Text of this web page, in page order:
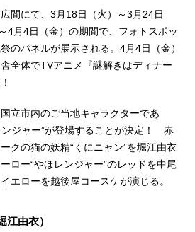
間にて、3月18日（火）～3月24日
4月4日（金）の期間で、フォトスポッ
のパネルが展示される。4月4日（金）
全体でTVアニメ『謎解きはディナー
立市内のご当地キャラクターであ
ンジャー”が登場することが決定！ 赤
クの猫の妖精“くにニャン”を堀江由衣
ロー“やほレンジャー”のレッドを中尾
エローを越後屋コースケが演じる。
江由衣）